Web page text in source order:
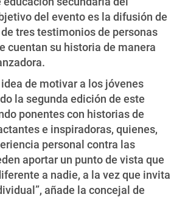
del evento es la difusión de
tres testimonios de personas
cuentan su historia de manera
de motivar a los jóvenes
la segunda edición de este
ponentes con historias de
e inspiradoras, quienes,
personal contra las
aportar un punto de vista que
a nadie, a la vez que invita
añade la concejal de